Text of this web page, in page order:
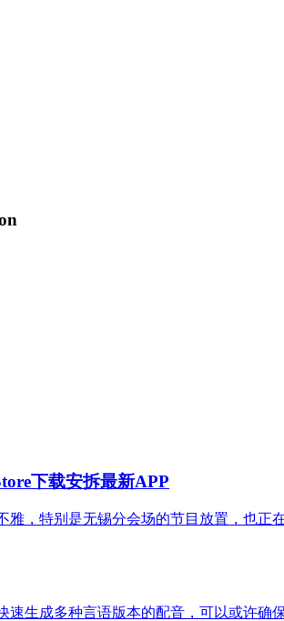
下载安拆最新APP
雅，特别是无锡分会场的节目放置，也
速生成多种言语版本的配音，可以或许